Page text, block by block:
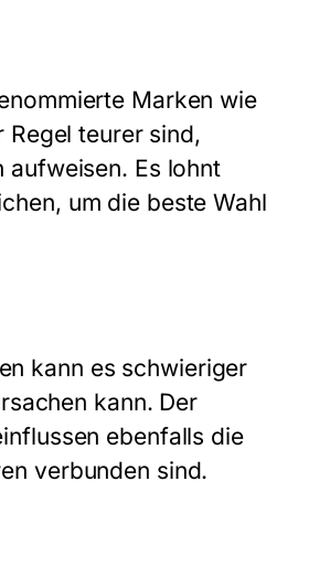
Marken wie
teurer sind,
aufweisen. Es lohnt
um die beste Wahl
kann es schwieriger
kann. Der
ebenfalls die
verbunden sind.